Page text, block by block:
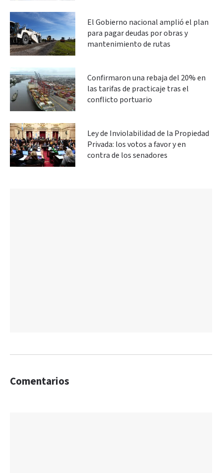
El Gobierno nacional amplió el plan
para pagar deudas por obras y
mantenimiento de rutas
Confirmaron una rebaja del 20% en
las tarifas de practicaje tras el
conflicto portuario
Ley de Inviolabilidad de la Propiedad
Privada: los votos a favor y en
contra de los senadores
Comentarios